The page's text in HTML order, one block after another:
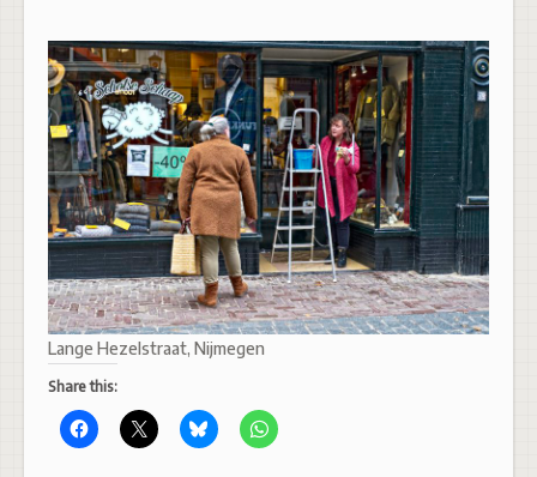
Lange Hezelstraat, Nijmegen
Share this: